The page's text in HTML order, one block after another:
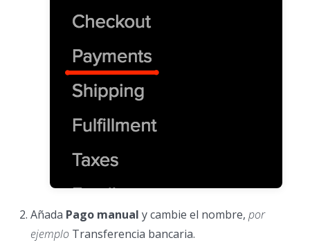
Añada Pago manual y cambie el nombre, por
ejemplo Transferencia bancaria.